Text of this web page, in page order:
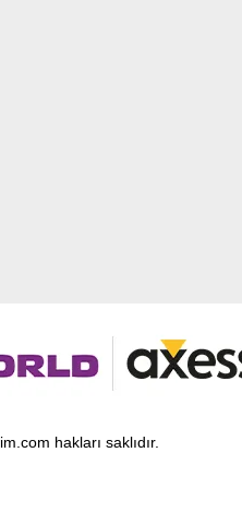
hakları saklıdır.